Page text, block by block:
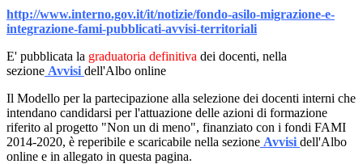
http://www.interno.gov.it/it/notizie/fondo-asilo-migrazione-e-
integrazione-fami-pubblicati-avvisi-territoriali
E' pubblicata la graduatoria definitiva dei docenti, nella
sezione Avvisi dell'Albo online
Il Modello per la partecipazione alla selezione dei docenti interni che
intendano candidarsi per l'attuazione delle azioni di formazione
riferito al progetto "Non un di meno", finanziato con i fondi FAMI
2014-2020, è reperibile e scaricabile nella sezione Avvisi dell'Albo
online e in allegato in questa pagina.